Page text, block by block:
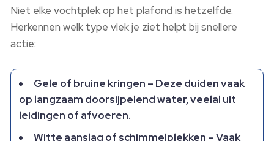
Niet elke vochtplek op het plafond is hetzelfde.
Herkennen welk type vlek je ziet helpt bij snellere
actie:
Gele of bruine kringen – Deze duiden vaak
op langzaam doorsijpelend water, veelal uit
leidingen of afvoeren.
Witte aanslag of schimmelplekken – Vaak